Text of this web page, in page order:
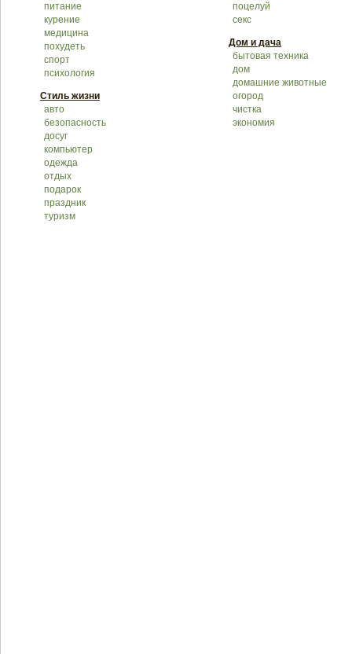
питание
курение
медицина
похудеть
спорт
психология
Стиль жизни
авто
безопасность
досуг
компьютер
одежда
отдых
подарок
праздник
туризм
поцелуй
секс
Дом и дача
бытовая техника
дом
домашние животные
огород
чистка
экономия